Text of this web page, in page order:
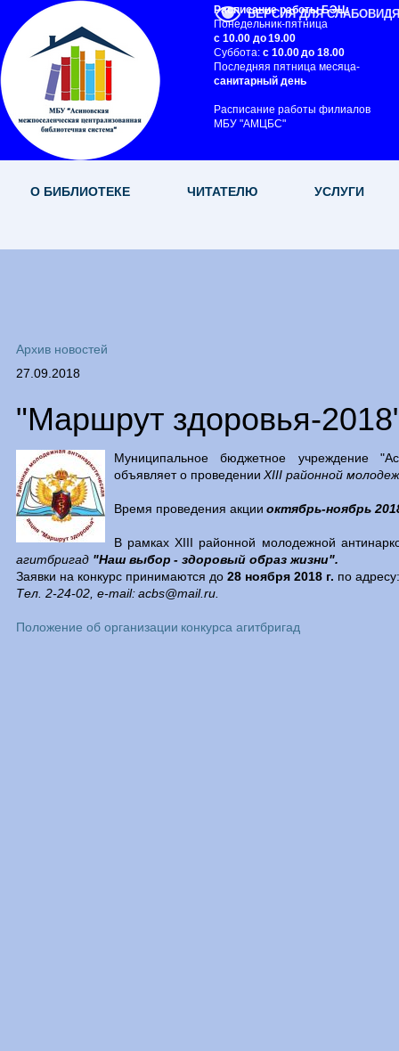
Расписание работы БЭЦ:
Понедельник-пятница
с 10.00 до 19.00
Суббота: с 10.00 до 18.00
Последняя пятница месяца-
санитарный день
Расписание работы филиалов
МБУ "АМЦБС"
ВЕРСИЯ ДЛЯ
О БИБЛИОТЕКЕ ЧИТАТЕЛЮ УСЛУГИ
Архив новостей
27.09.2018
"Маршрут здоровья-
Муниципальное бюджетное учреждение
объявляет о проведенииXIII районной
Время проведения акцииоктябрь-ноябрь
В рамках XIII районной молодежной
агитбригад "Наш выбор - здоровый образ жизни".
Заявки на конкурс принимаются до 28 ноября 2018 г. по
Тел. 2-24-02, e-mail: acbs@mail.ru.
Положение об организации конкурса агитбригад